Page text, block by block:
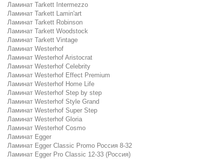
Ламинат Tarkett Intermezzo
Ламинат Tarkett Lamin'art
Ламинат Tarkett Robinson
Ламинат Tarkett Woodstock
Ламинат Tarkett Vintage
Ламинат Westerhof
Ламинат Westerhof Aristocrat
Ламинат Westerhof Celebrity
Ламинат Westerhof Effect Premium
Ламинат Westerhof Home Life
Ламинат Westerhof Step by step
Ламинат Westerhof Style Grand
Ламинат Westerhof Super Step
Ламинат Westerhof Gloria
Ламинат Westerhof Cosmo
Ламинат Egger
Ламинат Egger Classic Promo Россия 8-32
Ламинат Egger Pro Classic 12-33 (Россия)